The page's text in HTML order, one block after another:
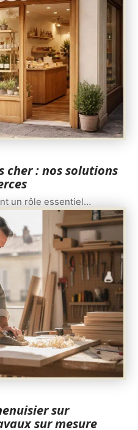
cher : nos solutions
un rôle essentiel…
sur
sur mesure